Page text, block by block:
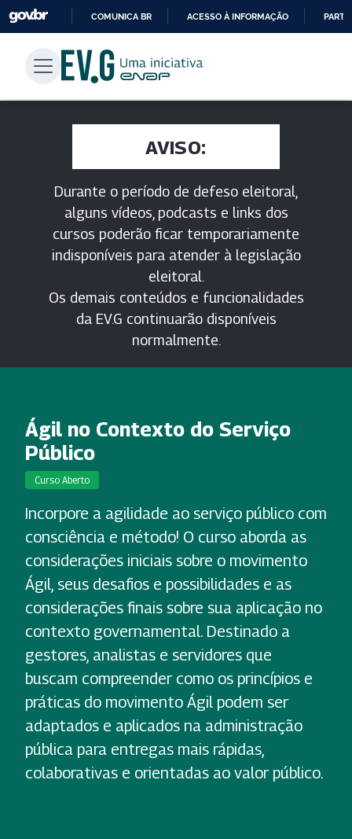
PARA
CONTEÚDO
COMUNICA BR ACESSO À INFORMAÇÃO
AVISO:
Durante o período de defeso eleitoral,
alguns vídeos, podcasts e links dos
cursos poderão ficar temporariamente
indisponíveis para atender à legislação
eleitoral.
Os demais conteúdos e funcionalidades
da EV.G continuarão disponíveis
normalmente.
Ágil no Contexto do Serviço
Público
Curso Aberto
Incorpore a agilidade ao serviço público com
consciência e método! O curso aborda as
considerações iniciais sobre o movimento
Ágil, seus desafios e possibilidades e as
considerações finais sobre sua aplicação no
contexto governamental. Destinado a
gestores, analistas e servidores que
buscam compreender como os princípios e
práticas do movimento Ágil podem ser
adaptados e aplicados na administração
pública para entregas mais rápidas,
colaborativas e orientadas ao valor público.